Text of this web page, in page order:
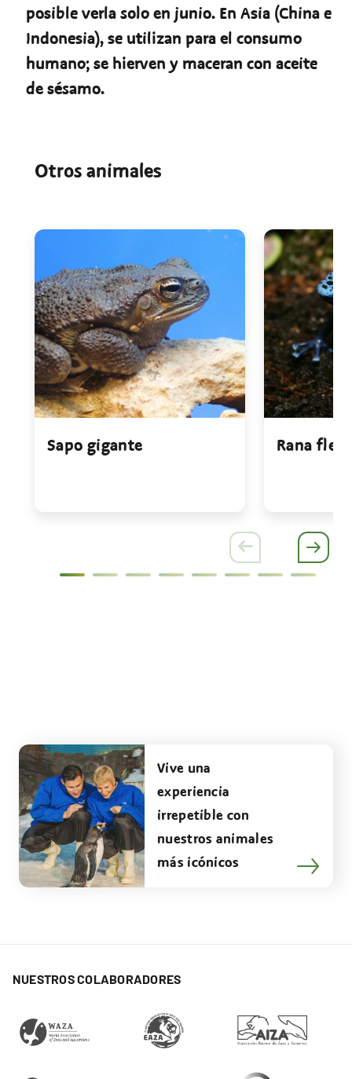
posible verla solo en junio. En Asia (China e
Indonesia), se utilizan para el consumo
humano; se hierven y maceran con aceite
de sésamo.
Otros animales
Sapo gigante Rana
Vive una
experiencia
irrepetible con
nuestros animales
más icónicos
NUESTROS COLABORADORES